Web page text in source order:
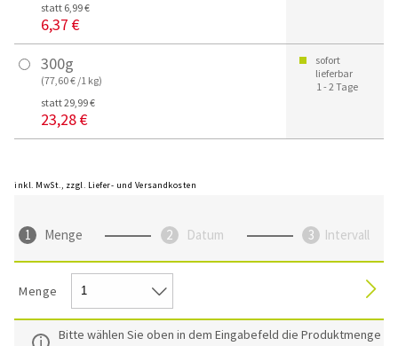
statt 6,99 €
6,37 €
300g
(77,60 € /1 kg)
statt 29,99 €
23,28 €
sofort
lieferbar
1 - 2 Tage
inkl. MwSt., zzgl. Liefer- und Versandkosten
Menge Datum Intervall
Menge
Bitte wählen Sie oben in dem Eingabefeld die Produktmenge